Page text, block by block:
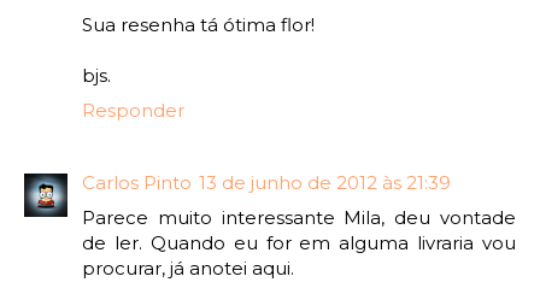
Sua resenha tá ótima flor!
bjs.
Responder
Carlos Pinto 13 de junho de 2012 às 21:39
Parece muito interessante Mila, deu vontade
de ler. Quando eu for em alguma livraria vou
procurar, já anotei aqui.